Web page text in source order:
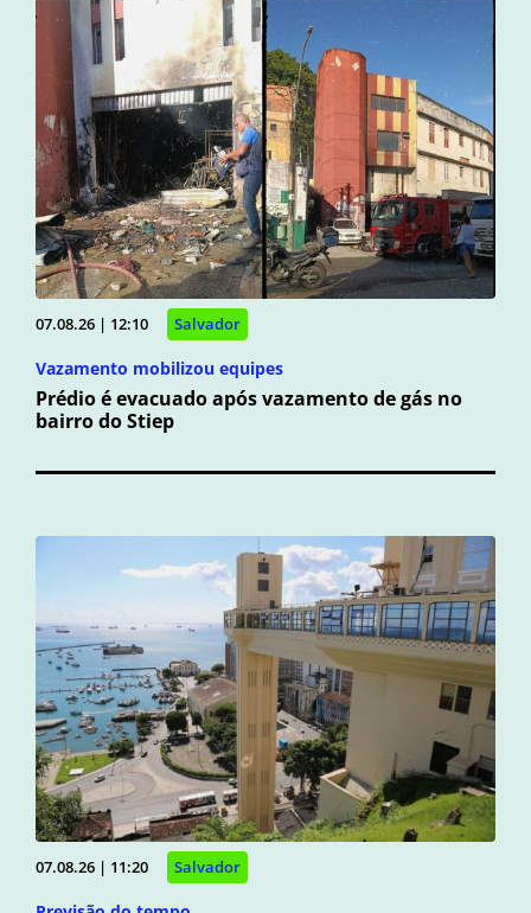
07.08.26 | 12:10 Salvador
Vazamento mobilizou equipes
Prédio é evacuado após vazamento de gás no
bairro do Stiep
07.08.26 | 11:20 Salvador